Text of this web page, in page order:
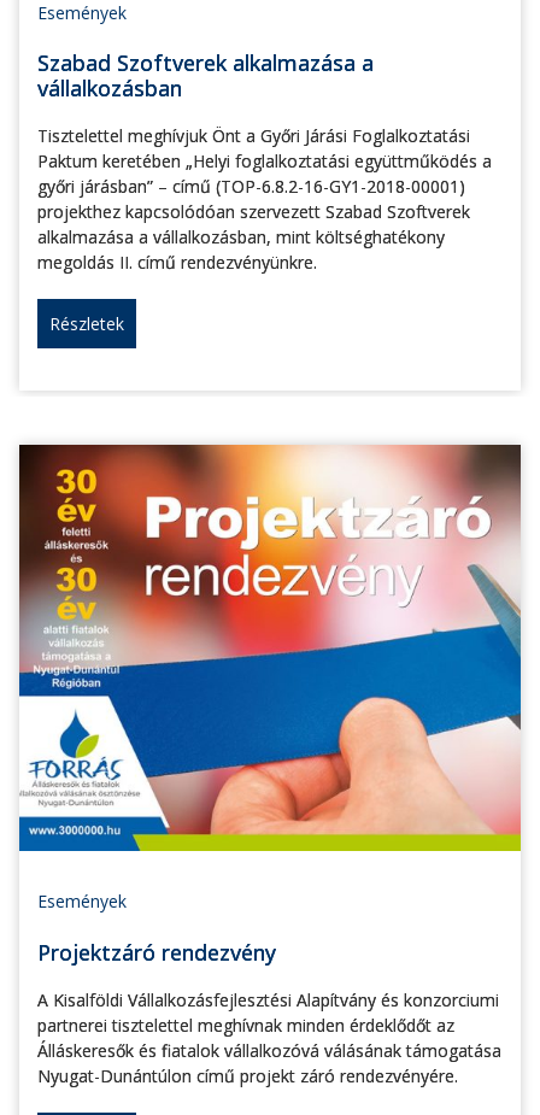
Események
Szabad Szoftverek alkalmazása a
vállalkozásban
Tisztelettel meghívjuk Önt a Győri Járási Foglalkoztatási
Paktum keretében „Helyi foglalkoztatási együttműködés a
győri járásban” – című (TOP-6.8.2-16-GY1-2018-00001)
projekthez kapcsolódóan szervezett Szabad Szoftverek
alkalmazása a vállalkozásban, mint költséghatékony
megoldás II. című rendezvényünkre.
Részletek
Események
Projektzáró rendezvény
A Kisalföldi Vállalkozásfejlesztési Alapítvány és konzorciumi
partnerei tisztelettel meghívnak minden érdeklődőt az
Álláskeresők és fiatalok vállalkozóvá válásának támogatása
Nyugat-Dunántúlon című projekt záró rendezvényére.